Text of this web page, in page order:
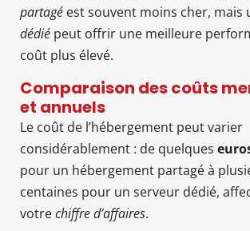
partagé est souvent moins cher, mais
dédié peut offrir une meilleure
coût plus élevé.
Comparaison des coûts
et annuels
Le coût de l’hébergement peut varier
considérablement : de quelques
pour un hébergement partagé à
centaines pour un serveur dédié,
votrechiffre d’affaires.